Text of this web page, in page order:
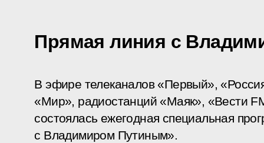
Прямая линия с
В эфире телеканалов «Первый»,
«Мир», радиостанций «Маяк», «Вести
состоялась ежегодная специальная
с Владимиром Путиным».